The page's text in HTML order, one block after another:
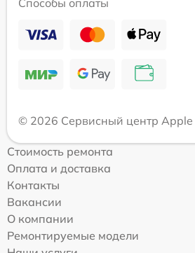
Способы оплаты
© 2026 Сервисный центр Apple
Стоимость ремонта
Оплата и доставка
Контакты
Вакансии
О компании
Ремонтируемые модели